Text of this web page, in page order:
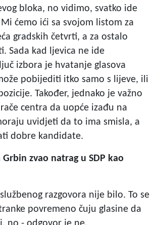
bloka, no vidimo, svatko ide
ćemo ići sa svojom listom za
gradskih četvrti, a za ostalo
Sada kad ljevica ne ide
izbora je hvatanje glasova
pobijediti itko samo s lijeve, ili
Također, jednako je važno
centra da uopće izađu na
uvidjeti da to ima smisla, a
dobre kandidate.
Grbin zvao natrag u SDP kao
razgovora nije bilo. To se
povremeno čuju glasine da